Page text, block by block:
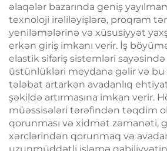
əlaqələr bazarında geniş
texnoloji irəliləyişlərə, proqram
yeniləmələrinə və xüsusiyyət
erkən giriş imkanı verir. İş
elastik sifariş sistemləri sayəsində
üstünlükləri meydana gəlir və bu
tələbat artarkən avadanlıq
şəkildə artırmasına imkan verir.
müəssisələri tərəfindən təqdim
qorunması və xidmət zəmanəti,
xərclərindən qorunmaq və